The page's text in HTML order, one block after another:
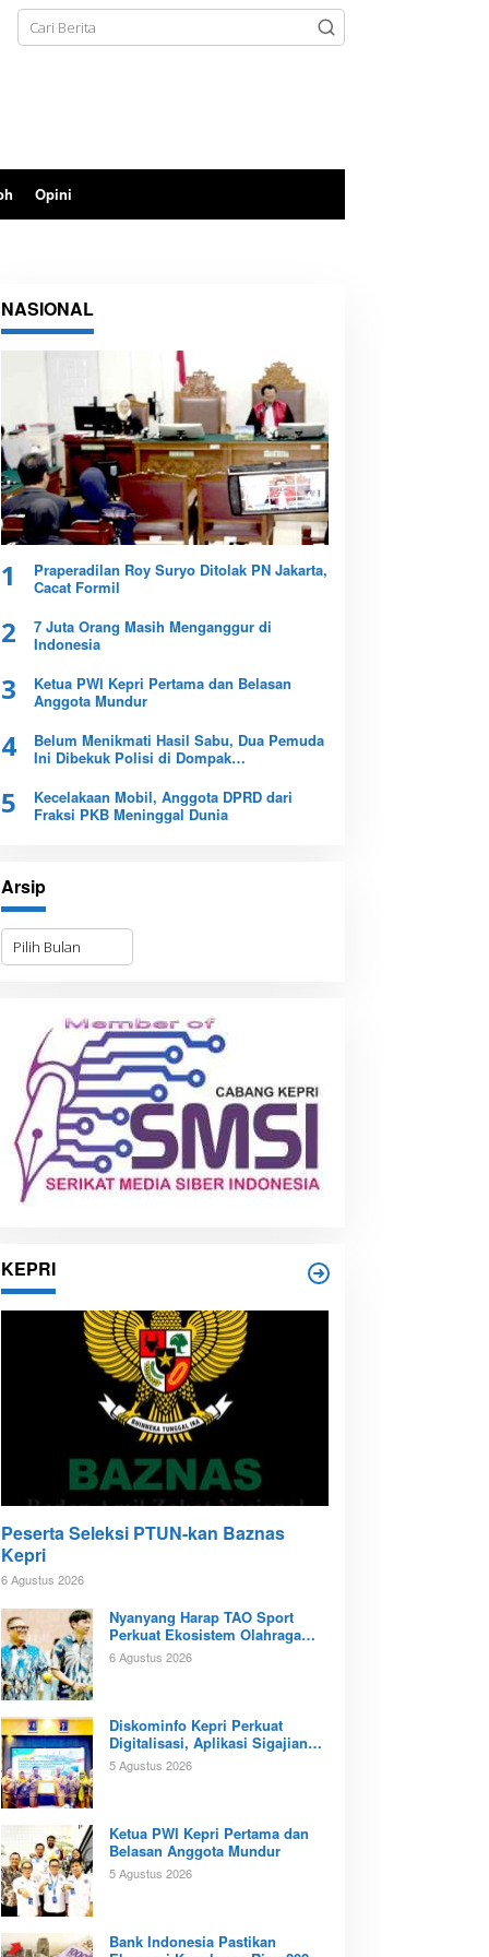
Opini
NASIONAL
1
Praperadilan Roy Suryo Ditolak PN Jakarta,
Cacat Formil
2
7 Juta Orang Masih Menganggur di
Indonesia
3
Ketua PWI Kepri Pertama dan Belasan
Anggota Mundur
4
Belum Menikmati Hasil Sabu, Dua Pemuda
Ini Dibekuk Polisi di Dompak
5
Kecelakaan Mobil, Anggota DPRD dari
Fraksi PKB Meninggal Dunia
Arsip
A
s
KEPRI
Peserta Seleksi PTUN-kan Baznas
Kepri
6 Agustus 2026
Nyanyang Harap TAO Sport
Perkuat Ekosistem Olahraga
Padel di Kota Batam
6 Agustus 2026
Diskominfo Kepri Perkuat
Digitalisasi, Aplikasi Sigajian
Sudah Terintegrasi TTE
5 Agustus 2026
Ketua PWI Kepri Pertama dan
Belasan Anggota Mundur
5 Agustus 2026
Bank Indonesia Pastikan